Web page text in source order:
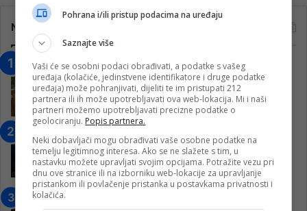
Najčitanije
“Obrazovanje gradi BiH-Jovan Divjak“
– Konjic je u posljednje 22 godine imao
25 ​​stipendista
15. Februara 2023.
Konjičanke cvijećem i besplatnim
ulazom na utakmicu
7. Marta 2025.
Pohrana i/ili pristup podacima na uređaju
Saznajte više
Vaši će se osobni podaci obrađivati, a podatke s vašeg
uređaja (kolačiće, jedinstvene identifikatore i druge podatke
uređaja) može pohranjivati, dijeliti te im pristupati 212
partnera ili ih može upotrebljavati ova web-lokacija. Mi i naši
partneri možemo upotrebljavati precizne podatke o
geolociranju. Popis partnera.
Neki dobavljači mogu obrađivati vaše osobne podatke na
temelju legitimnog interesa. Ako se ne slažete s tim, u
nastavku možete upravljati svojim opcijama. Potražite vezu pri
dnu ove stranice ili na izborniku web-lokacije za upravljanje
pristankom ili povlačenje pristanka u postavkama privatnosti i
kolačića.